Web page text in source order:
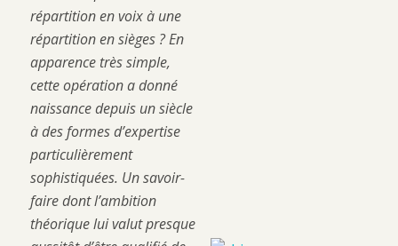
répartition en voix à une
répartition en sièges ? En
apparence très simple,
cette opération a donné
naissance depuis un siècle
à des formes d’expertise
particulièrement
sophistiquées. Un savoir-
faire dont l’ambition
théorique lui valut presque